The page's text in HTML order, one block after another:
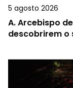
5 agosto 2026
A.Arcebispo
descobrirem o